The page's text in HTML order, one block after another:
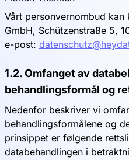
Vårt personvernombud kan
GmbH, Schützenstraße 5,
e-post:
1.2. Omfanget av
behandlingsformål og
Nedenfor beskriver vi
behandlingsformålene og
prinsippet er følgende
databehandlingen i